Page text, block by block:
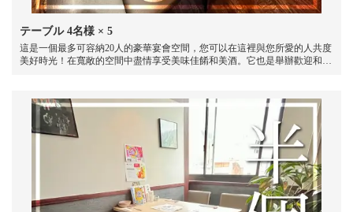
テーブル4名様 × 5
這是一個最多可容納20人的豪華宴會空間，您可以在這裡與您所愛的人共度
美好時光！在寬敞的空間中盡情享受美味佳餚和美酒。它也是舉辦歡迎和歡